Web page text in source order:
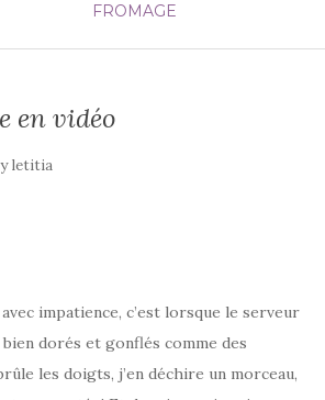
FROMAGE
en vidéo
letitia
impatience, c’est lorsque le serveur
dorés et gonflés comme des
les doigts, j’en déchire un morceau,